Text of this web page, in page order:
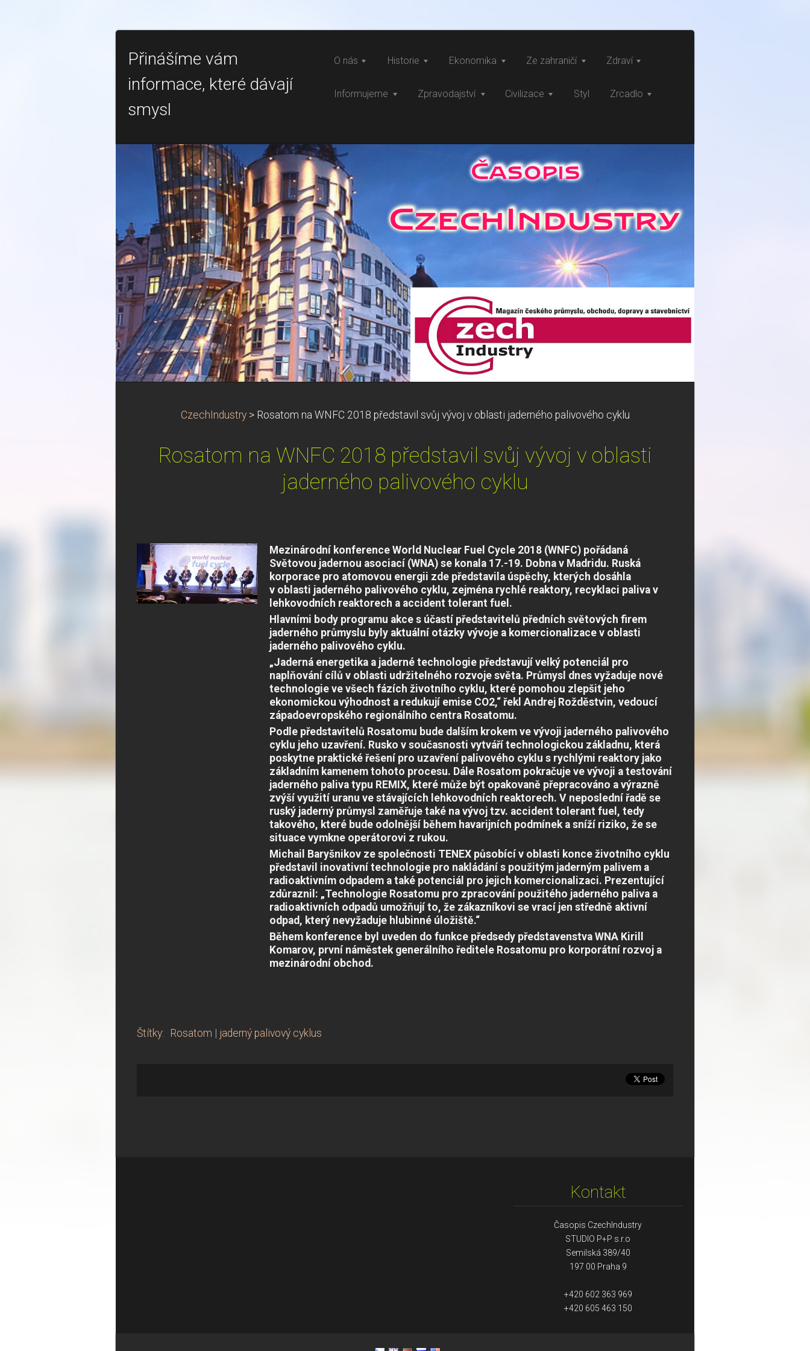
Přinášíme vám
informace, které dávají
smysl
O nás Historie Ekonomika Ze zahraničí Zdraví
Informujeme Zpravodajství Civilizace Styl Zrcadlo
CzechIndustry > Rosatom na WNFC 2018 představil svůj vývoj v oblasti jaderného palivového cyklu
Rosatom na WNFC 2018 představil svůj vývoj v oblasti
jaderného palivového cyklu
Mezinárodní konference World Nuclear Fuel Cycle 2018 (WNFC) pořádaná
Světovou jadernou asociací (WNA) se konala 17.-19. Dobna v Madridu. Ruská
korporace pro atomovou energii zde představila úspěchy, kterých dosáhla
v oblasti jaderného palivového cyklu, zejména rychlé reaktory, recyklaci paliva v
lehkovodních reaktorech a accident tolerant fuel.
Hlavními body programu akce s účastí představitelů předních světových firem
jaderného průmyslu byly aktuální otázky vývoje a komercionalizace v oblasti
jaderného palivového cyklu.
„Jaderná energetika a jaderné technologie představují velký potenciál pro
naplňování cílů v oblasti udržitelného rozvoje světa. Průmysl dnes vyžaduje nové
technologie ve všech fázích životního cyklu, které pomohou zlepšit jeho
ekonomickou výhodnost a redukují emise CO2,“ řekl Andrej Rožděstvin, vedoucí
západoevropského regionálního centra Rosatomu.
Podle představitelů Rosatomu bude dalším krokem ve vývoji jaderného palivového
cyklu jeho uzavření. Rusko v současnosti vytváří technologickou základnu, která
poskytne praktické řešení pro uzavření palivového cyklu s rychlými reaktory jako
základním kamenem tohoto procesu. Dále Rosatom pokračuje ve vývoji a testování
jaderného paliva typu REMIX, které může být opakovaně přepracováno a výrazně
zvýší využití uranu ve stávajících lehkovodních reaktorech. V neposlední řadě se
ruský jaderný průmysl zaměřuje také na vývoj tzv. accident tolerant fuel, tedy
takového, které bude odolnější během havarijních podmínek a sníží riziko, že se
situace vymkne operátorovi z rukou.
Michail Baryšnikov ze společnosti TENEX působící v oblasti konce životního cyklu
představil inovativní technologie pro nakládání s použitým jaderným palivem a
radioaktivním odpadem a také potenciál pro jejich komercionalizaci. Prezentující
zdůraznil: „Technologie Rosatomu pro zpracování použitého jaderného paliva a
radioaktivních odpadů umožňují to, že zákazníkovi se vrací jen středně aktivní
odpad, který nevyžaduje hlubinné úložiště.“
Během konference byl uveden do funkce předsedy představenstva WNA Kirill
Komarov, první náměstek generálního ředitele Rosatomu pro korporátní rozvoj a
mezinárodní obchod.
Štítky: Rosatom jaderný palivový cyklus
Kontakt
Časopis CzechIndustry
STUDIO P+P s.r.o
Semilská 389/40
197 00 Praha 9
+420 602 363 969
+420 605 463 150